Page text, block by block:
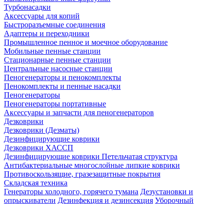
Турбонасадки
Аксессуары для копий
Быстроразъемные соединения
Адаптеры и переходники
Промышленное пенное и моечное оборудование
Мобильные пенные станции
Стационарные пенные станции
Центральные насосные станции
Пеногенераторы и пенокомплекты
Пенокомплекты и пенные насадки
Пеногенераторы
Пеногенераторы портативные
Аксессуары и запчасти для пеногенераторов
Дезковрики
Дезковрики (Дезматы)
Дезинфицирующие коврики
Дезковрики ХАССП
Дезинфицирующие коврики Петельчатая структура
Антибактериальные многослойные липкие коврики
Противоскользящие, гразезащитные покрытия
Складская техника
Генераторы холодного, горячего тумана Дезустановки и
опрыскиватели Дезинфекция и дезинсекция Уборочный